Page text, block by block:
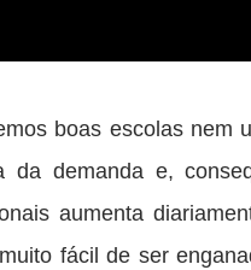
boas escolas nem
demanda e,
aumenta
fácil de ser